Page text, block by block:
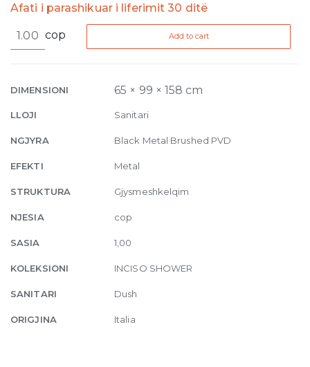
Afati i parashikuar i liferimit 30 ditë
Hydrobrush
Metal
PVD
quantity
cop Add to cart
DIMENSIONI 65 × 99 × 158 cm
LLOJI Sanitari
NGJYRA Black Metal Brushed PVD
EFEKTI Metal
STRUKTURA Gjysmeshkelqim
NJESIA cop
SASIA 1,00
KOLEKSIONI INCISO SHOWER
SANITARI Dush
ORIGJINA Italia